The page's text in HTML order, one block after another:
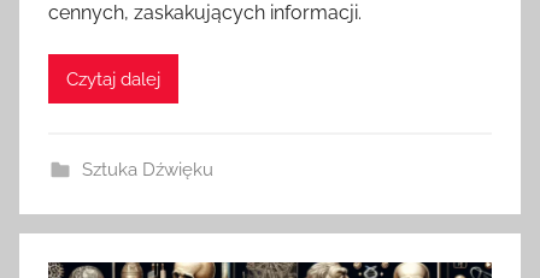
cennych, zaskakujących informacji.
Czytaj dalej
Sztuka Dźwięku